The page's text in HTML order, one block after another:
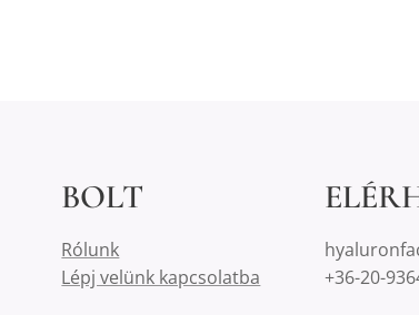
BOLT
Rólunk
Lépj velünk kapcsolatba
+36-20-